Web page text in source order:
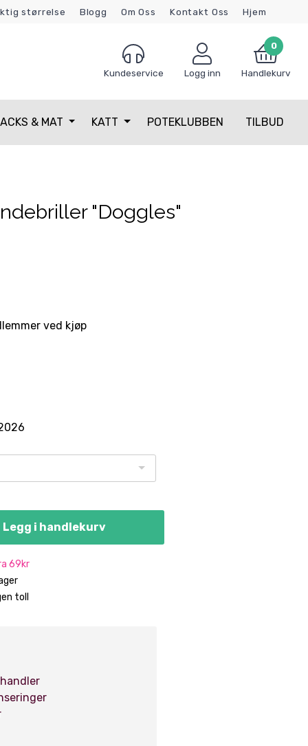
størrelse Blogg Om Oss Kontakt Oss
Hjem
Kundeservice Logg inn
0
Handlekurv
& MAT KATT POTEKLUBBEN TILBUD
"Doggles"
ved kjøp
Legg i handlekurv
69kr
toll